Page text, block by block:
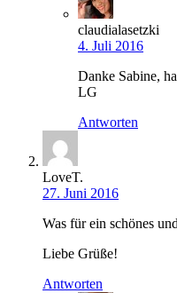
claudialasetzki
4. Juli 2016
Danke Sabine,
LG
Antworten
LoveT.
27. Juni 2016
Was für ein schönes
Liebe Grüße!
Antworten